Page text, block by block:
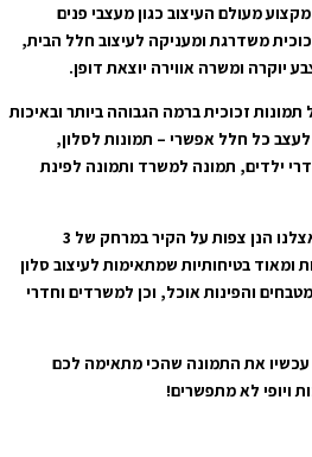
מעולם העיצוב כגון מעצבי פנים
משדרגת ומעניקה לעיצוב חלל הבית,
יוקרה ומשרה אווירה יוצאת דופן.
תמונות זכוכית ברמה הגבוהה ביותר ובאיכות
כל חלל אפשרי – תמונות לסלון,
ילדים, תמונה למשרד ותמונה לפינת
תמונות הזכוכית שניתן למצוא אצלנו הנן צפות על הקיר במרחק של 3
ומאוד בטיחותיות שמתאימות לעיצוב סלון
והפינות אוכל, וכן למשרדים וחדרי
את התמונה שהכי מתאימה לכם
ויופי לא מתפשרים!